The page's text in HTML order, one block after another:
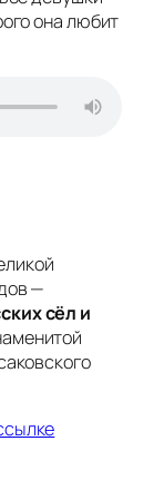
она любит
—
сёл и